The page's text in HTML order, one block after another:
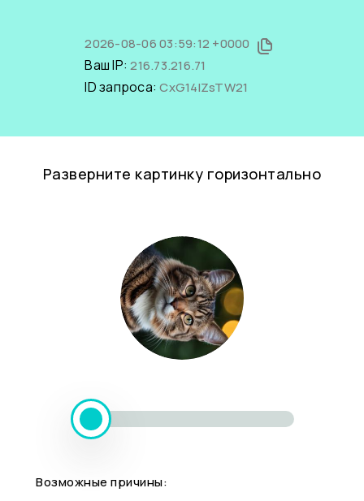
2026-08-06 03:59:12 +0000
Ваш IP:216.73.216.71
ID запроса:CxG14IZsTW21
Разверните картинку горизонтально
Возможные причины: